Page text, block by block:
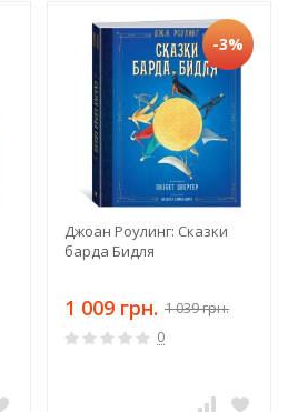
-3%
Джоан Роулинг: Сказки
барда Бидля
1 009 грн. 1 039 грн.
0